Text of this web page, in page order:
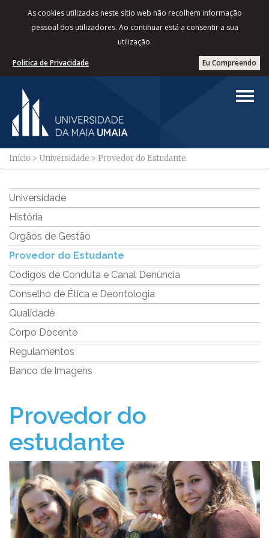
As cookies utilizadas neste sítio web não recolhem informação
pessoal dos utilizadores. Ao continuar está a consentir a sua
utilização.
Eu Compreendo
Politica de Privacidade
Início > Universidade > Provedor do Estudante
Universidade
História
Orgãos de Gestão
Provedor do Estudante
Códigos de Conduta e Canal Denúncia
Conselho de Ética e Deontologia
Qualidade
Corpo Docente
Regulamentos
Banco de Imagens
Provedor do
estudante